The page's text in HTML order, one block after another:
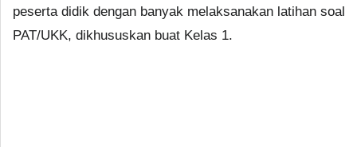
peserta didik dengan banyak melaksanakan latihan soal
PAT/UKK, dikhususkan buat Kelas 1.